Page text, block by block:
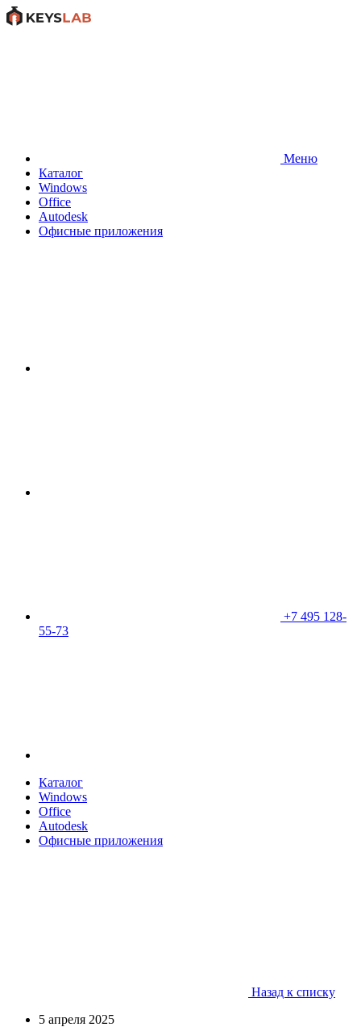
Меню
Каталог
Windows
Office
Autodesk
Офисные приложения
+7 495 128-
55-73
Каталог
Windows
Office
Autodesk
Офисные приложения
Назад к списку
5 апреля 2025